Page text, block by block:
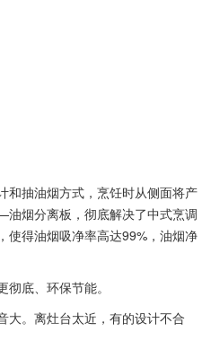
和抽油烟方式，烹饪时从侧面将产
烟分离板，彻底解决了中式烹调
使得油烟吸净率高达99%，油烟净
底、环保节能。
大。离灶台太近，有的设计不合